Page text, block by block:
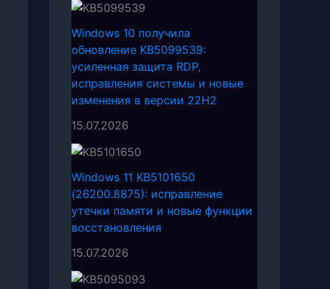
Windows 10 получила
обновление KB5099539:
усиленная защита RDP,
исправления системы и новые
изменения в версии 22H2
15.07.2026
Windows 11 KB5101650
(26200.8875): исправление
утечки памяти и новые функции
восстановления
15.07.2026